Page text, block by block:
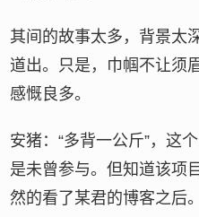
其间的故事太多，背景太
道出。只是，巾帼不让须
感慨良多。
安猪：“多背一公斤”，这
是未曾参与。但知道该项
然的看了某君的博客之后